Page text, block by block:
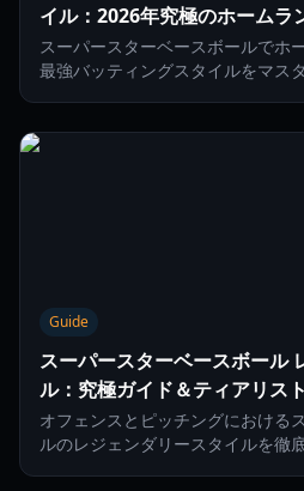
イル：2026年究極のホームラ
スーパースターベースボールでホ
最強バッティングスタイルをマス
Guide
スーパースターベースボール
ル：究極ガイド＆ティアリス
オフェンスとピッチングにおける
ルのレジェンダリースタイルを徹